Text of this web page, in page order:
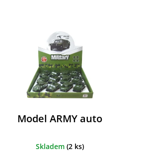
Model ARMY auto
Skladem(2 ks)